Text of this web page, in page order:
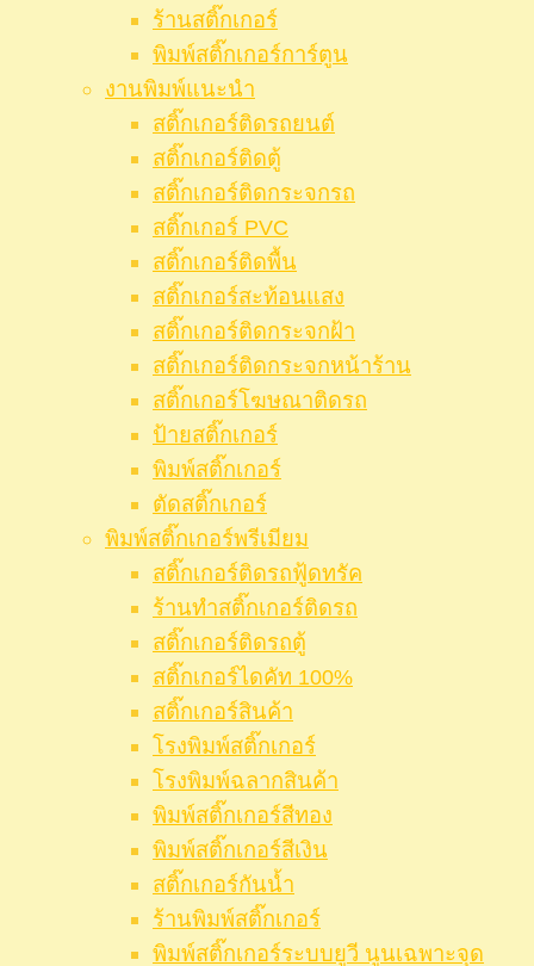
ร้านสติ๊กเกอร์
พิมพ์สติ๊กเกอร์การ์ตูน
งานพิมพ์แนะนำ
สติ๊กเกอร์ติดรถยนต์
สติ๊กเกอร์ติดตู้
สติ๊กเกอร์ติดกระจกรถ
สติ๊กเกอร์ PVC
สติ๊กเกอร์ติดพื้น
สติ๊กเกอร์สะท้อนแสง
สติ๊กเกอร์ติดกระจกฝ้า
สติ๊กเกอร์ติดกระจกหน้าร้าน
สติ๊กเกอร์โฆษณาติดรถ
ป้ายสติ๊กเกอร์
พิมพ์สติ๊กเกอร์
ตัดสติ๊กเกอร์
พิมพ์สติ๊กเกอร์พรีเมียม
สติ๊กเกอร์ติดรถฟู้ดทรัค
ร้านทำสติ๊กเกอร์ติดรถ
สติ๊กเกอร์ติดรถตู้
สติ๊กเกอร์ไดคัท 100%
สติ๊กเกอร์สินค้า
โรงพิมพ์สติ๊กเกอร์
โรงพิมพ์ฉลากสินค้า
พิมพ์สติ๊กเกอร์สีทอง
พิมพ์สติ๊กเกอร์สีเงิน
สติ๊กเกอร์กันน้ำ
ร้านพิมพ์สติ๊กเกอร์
พิมพ์สติ๊กเกอร์ระบบยูวี นูนเฉพาะจุด